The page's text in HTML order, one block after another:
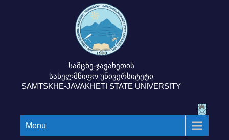
სამცხე-ჯავახეთის
სახელმწიფო უნივერსიტეტი
SAMTSKHE-JAVAKHETI STATE UNIVERSITY
Menu